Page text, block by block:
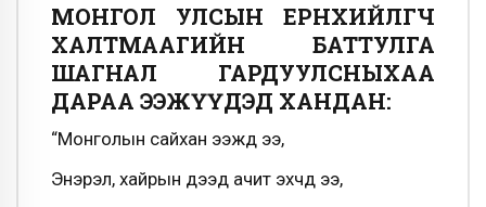
МОНГОЛ УЛСЫН ЕРӨНХИЙЛӨГЧ
ХАЛТМААГИЙН БАТТУЛГА
ШАГНАЛ ГАРДУУЛСНЫХАА
ДАРАА ЭЭЖҮҮДЭД ХАНДАН:
“Монголын сайхан ээжүүд ээ,
Энэрэл, хайрын дээд ачит эхчүүд ээ,